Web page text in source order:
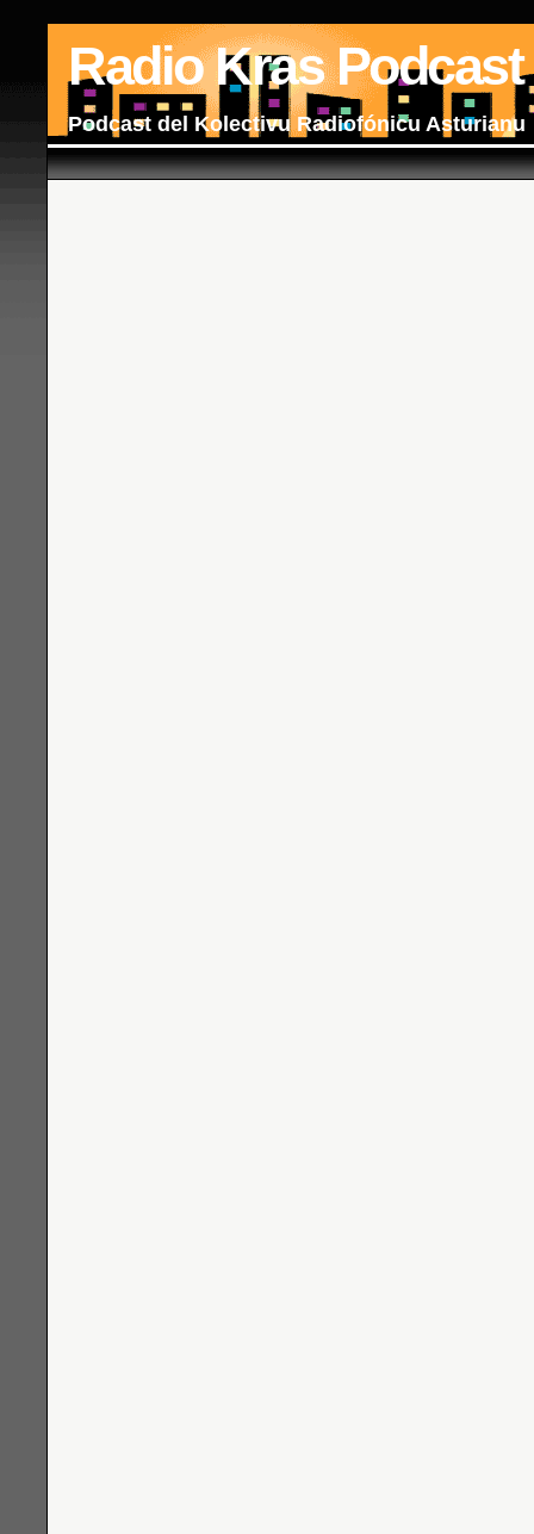
Radio Kras Podcast
Podcast del Kolectivu Radiofónicu Asturianu